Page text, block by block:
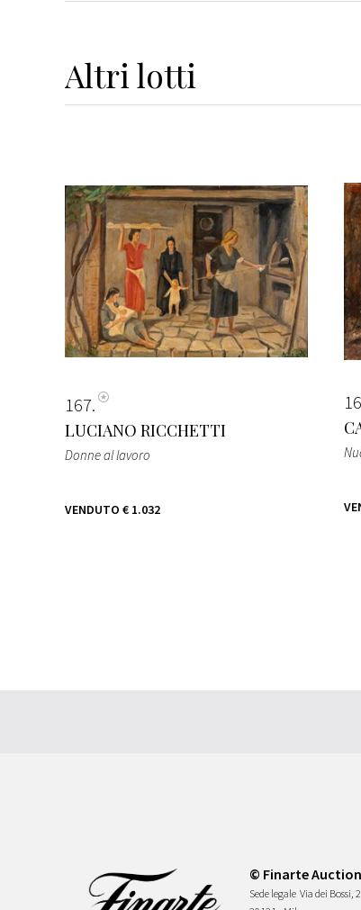
Altri lotti
167
LUCIANO RICCHETTI
Donne al lavoro
VENDUTO € 1.032
© Finarte
Sede legale Via dei Bossi, 2